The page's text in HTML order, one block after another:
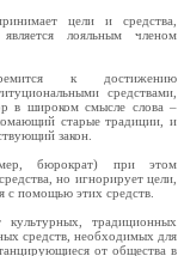
цели и средства,
лояльным членом
к достижению
средствами,
в широком смысле слова –
старые традиции, и
закон.
бюрократ) при этом
но игнорирует цели,
с помощью этих средств.
традиционных
средств, необходимых для
от общества в